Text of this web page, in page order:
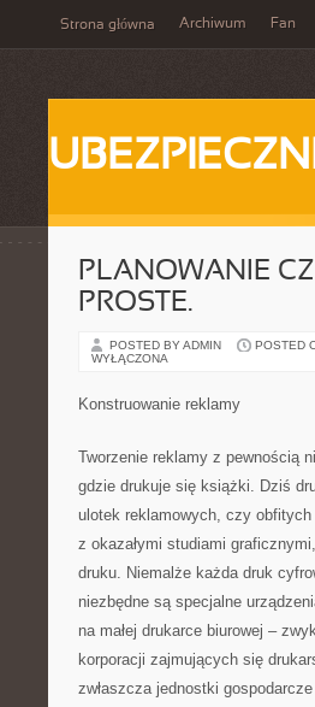
Strona główna Archiwum Fan
PLANOWANIE
PROSTE.
POSTED BY ADMIN POSTED
WYŁĄCZONA
Konstruowanie reklamy
Tworzenie reklamy z pewnością
gdzie drukuje się książki. Dziś
ulotek reklamowych, czy obfitych
z okazałymi studiami
druku. Niemalże każda druk
niezbędne są specjalne
na małej drukarce biurowej –
korporacji zajmujących się
zwłaszcza jednostki